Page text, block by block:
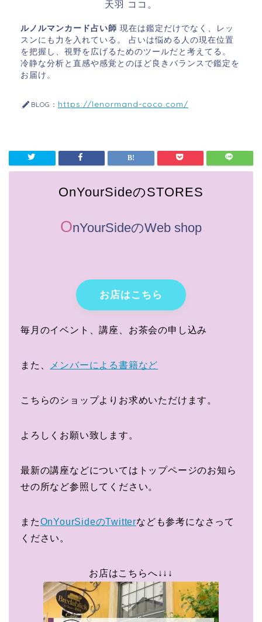
天羽 ココ。
ルノルマンカード占い師 現在は鑑定だけでなく、レッ
スンにも力を入れている。 占いは悩める人の現在位置
を把握し、視野を広げるためのツールだと考えてる。
冷静な分析と直感や感覚とのほど良きバランスで鑑定を
お届け。
BLOG： https://lenormand-coco.com/
OnYourSideのSTORES
OnYourSideのWeb shop
お店はこちら
毎月のイベント、講座、お茶会の申し込み
また、 メンバーによる書籍など
こちらのショップよりお求めいただけます。
よろしくお願い致します。
最新の講座などについてはトップページのお知ら
せの所など参照してください。
またOnYourSideのTwitterなども参考になさって
ください。
お店はこちらへ↓↓↓